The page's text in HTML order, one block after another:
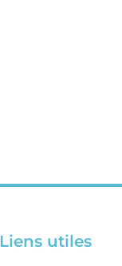
Liens utiles